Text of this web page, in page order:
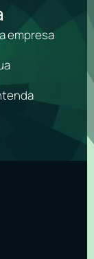
empresa